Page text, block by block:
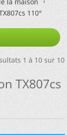
110°
1 à 10 sur 10
TX807cs